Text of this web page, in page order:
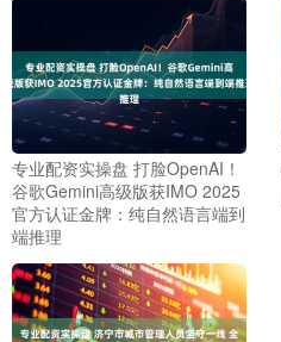
专业配资实操盘 打脸OpenAI！
谷歌Gemini高级版获IMO 2025
官方认证金牌：纯自然语言端到
端推理